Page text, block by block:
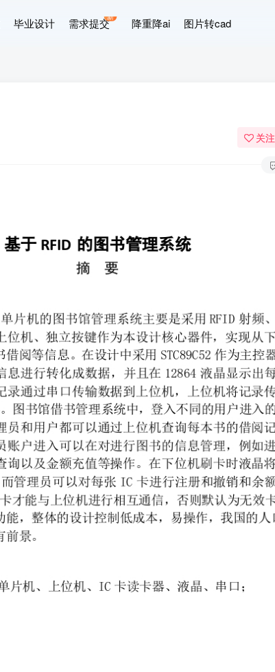
毕业设计 需求提交新 降重降ai 图片转cad
关注